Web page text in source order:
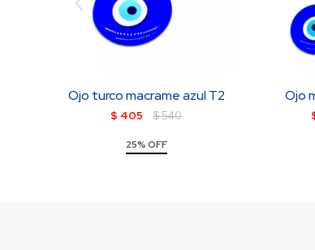
Ojo turco macrame azul T2
$ 405 $540
25% OFF
Ojo